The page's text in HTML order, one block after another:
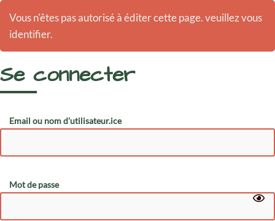
Vous n'êtes pas autorisé à éditer cette page. veuillez vous
identifier.
Se connecter
Email ou nom d'utilisateur.ice
Mot de passe